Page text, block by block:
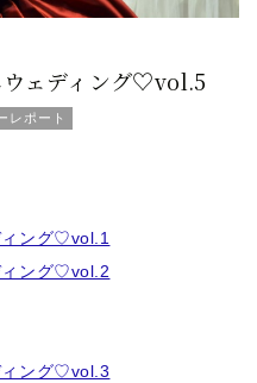
ェディング♡vol.5
レポート
ング♡vol.1
ィング♡vol.2
ィング♡vol.3